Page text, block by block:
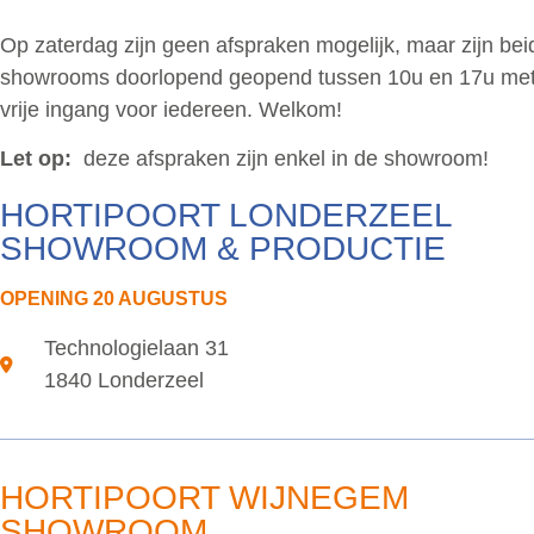
Op zaterdag zijn geen afspraken mogelijk, maar zijn
showrooms doorlopend geopend tussen 10u en 17u
vrije ingang voor iedereen. Welkom!
Let op: deze afspraken zijn enkel in de showroom!
HORTIPOORT LONDERZEEL
SHOWROOM & PRODUCTIE
OPENING 20 AUGUSTUS
Technologielaan 31
1840 Londerzeel
HORTIPOORT WIJNEGEM